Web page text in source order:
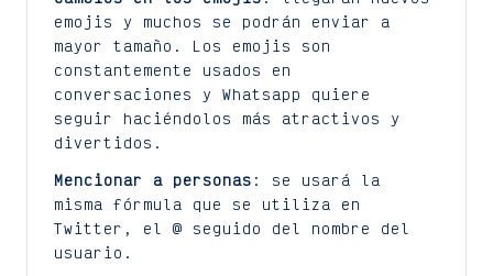
emojis y muchos se podrán enviar a
mayor tamaño. Los emojis son
constantemente usados en
conversaciones y Whatsapp quiere
seguir haciéndolos más atractivos y
divertidos.
Mencionar a personas : se usará la
misma fórmula que se utiliza en
Twitter, el @ seguido del nombre del
usuario.